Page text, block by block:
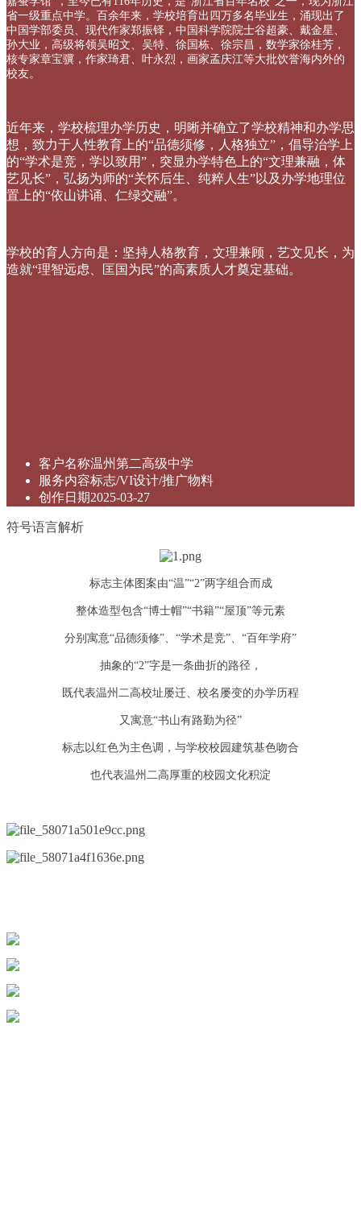
省一级重点中学。百余年来，学校培育出四万多名毕业生，涌现出了
中国学部委员、现代作家郑振铎，中国科学院院士谷超豪、戴金星、
孙大业，高级将领吴昭文、吴特、徐国栋、徐宗昌，数学家徐桂芳，
核专家章宝骥，作家琦君、叶永烈，画家孟庆江等大批饮誉海内外的
校友。
近年来，学校梳理办学历史，明晰并确立了学校精神和办学思
想，致力于人性教育上的“品德须修，人格独立”，倡导治学上
的“学术是竞，学以致用”，突显办学特色上的“文理兼融，体
艺见长”，弘扬为师的“关怀后生、纯粹人生”以及办学地理位
置上的“依山讲诵、仁绿交融”。
学校的育人方向是：坚持人格教育，文理兼顾，艺文见长，为
造就“理智远虑、匡国为民”的高素质人才奠定基础。
客户名称温州第二高级中学
服务内容标志/VI设计/推广物料
创作日期2025-03-27
符号语言解析
标志主体图案由“温”“2”两字组合而成
整体造型包含“博士帽”“书籍”“屋顶”等元素
分别寓意“品德须修”、“学术是竞”、“百年学府”
抽象的“2”字是一条曲折的路径，
既代表温州二高校址屡迁、校名屡变的办学历程
又寓意“书山有路勤为径”
标志以红色为主色调，与学校校园建筑基色吻合
也代表温州二高厚重的校园文化积淀